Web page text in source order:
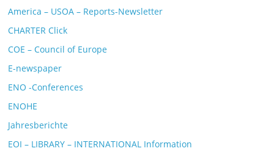
America – USOA – Reports-Newsletter
CHARTER Click
COE – Council of Europe
E-newspaper
ENO -Conferences
ENOHE
Jahresberichte
EOI – LIBRARY – INTERNATIONAL Information